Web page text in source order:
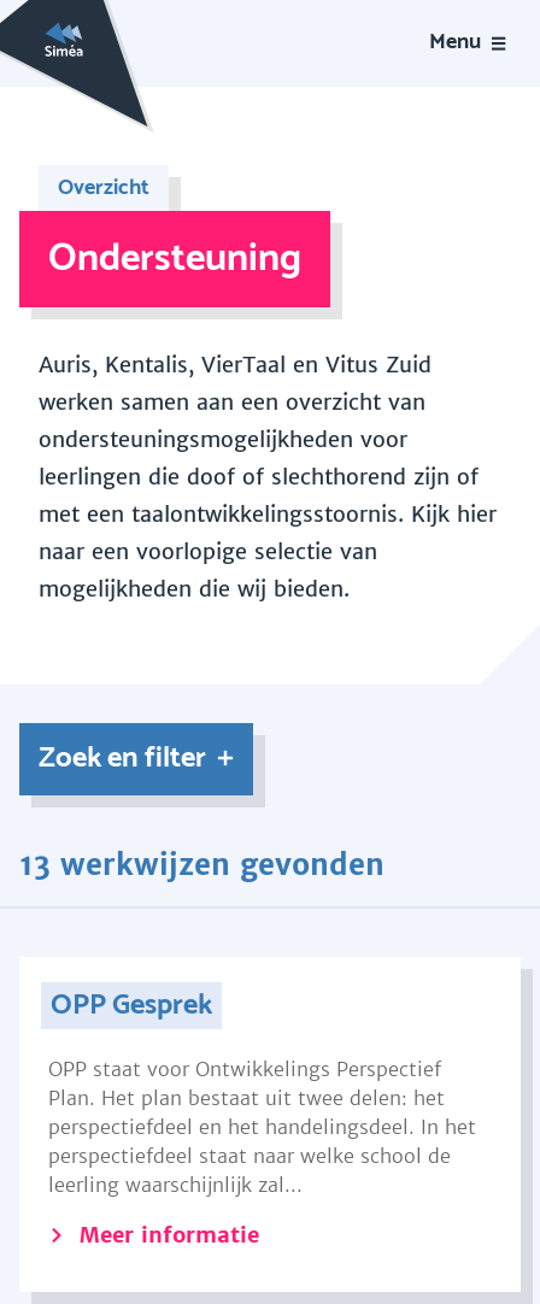
Menu
Overzicht
Ondersteuning
Auris, Kentalis, VierTaal en Vitus Zuid
werken samen aan een overzicht van
ondersteuningsmogelijkheden voor
leerlingen die doof of slechthorend zijn of
met een taalontwikkelingsstoornis. Kijk hier
naar een voorlopige selectie van
mogelijkheden die wij bieden.
Zoek en filter
13 werkwijzen gevonden
OPP Gesprek
OPP staat voor Ontwikkelings Perspectief
Plan. Het plan bestaat uit twee delen: het
perspectiefdeel en het handelingsdeel. In het
perspectiefdeel staat naar welke school de
leerling waarschijnlijk zal...
Meer informatie